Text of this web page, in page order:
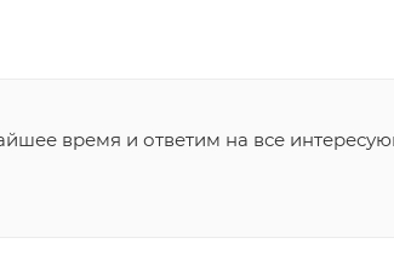
время и ответим на все